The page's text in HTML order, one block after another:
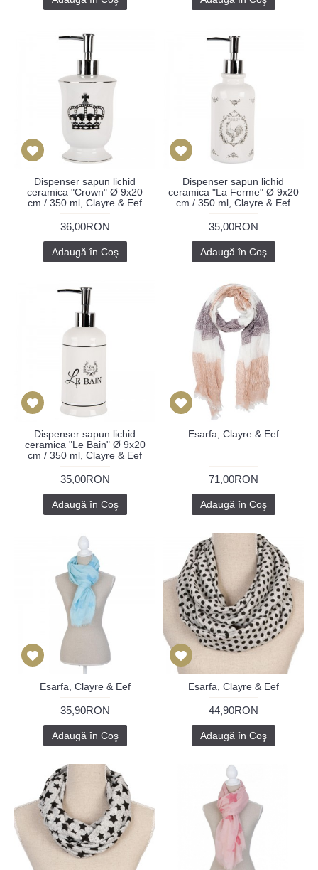
Dispenser sapun lichid
ceramica "Crown" Ø 9x20
cm / 350 ml, Clayre & Eef
36,00RON
Adaugă în Coş
Dispenser sapun lichid
ceramica "La Ferme" Ø 9x20
cm / 350 ml, Clayre & Eef
35,00RON
Adaugă în Coş
Dispenser sapun lichid
ceramica "Le Bain" Ø 9x20
cm / 350 ml, Clayre & Eef
35,00RON
Adaugă în Coş
Esarfa, Clayre & Eef
71,00RON
Adaugă în Coş
Esarfa, Clayre & Eef
35,90RON
Adaugă în Coş
Esarfa, Clayre & Eef
44,90RON
Adaugă în Coş